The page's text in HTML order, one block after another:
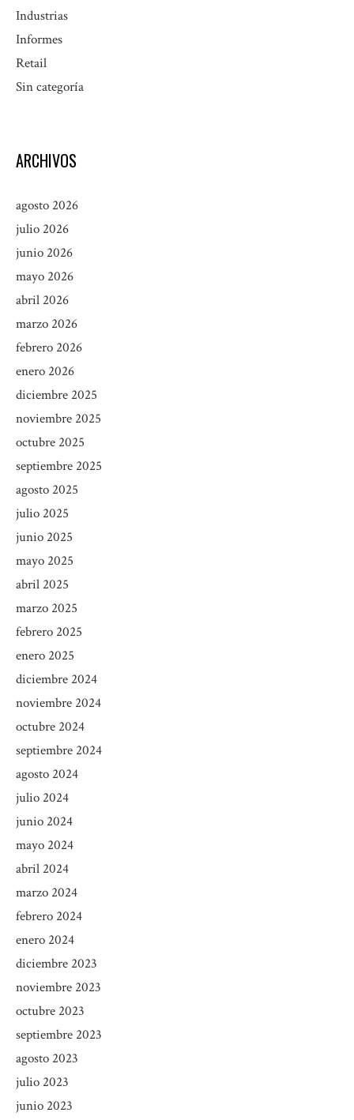
Industrias
Informes
Retail
Sin categoría
ARCHIVOS
agosto 2026
julio 2026
junio 2026
mayo 2026
abril 2026
marzo 2026
febrero 2026
enero 2026
diciembre 2025
noviembre 2025
octubre 2025
septiembre 2025
agosto 2025
julio 2025
junio 2025
mayo 2025
abril 2025
marzo 2025
febrero 2025
enero 2025
diciembre 2024
noviembre 2024
octubre 2024
septiembre 2024
agosto 2024
julio 2024
junio 2024
mayo 2024
abril 2024
marzo 2024
febrero 2024
enero 2024
diciembre 2023
noviembre 2023
octubre 2023
septiembre 2023
agosto 2023
julio 2023
junio 2023